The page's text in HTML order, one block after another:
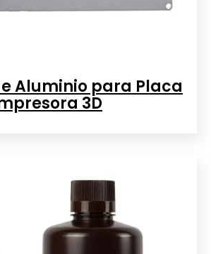
Aluminio para Placa
3D